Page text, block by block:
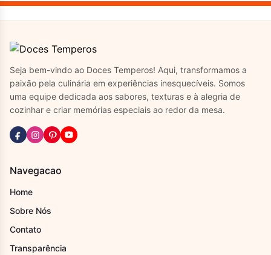
Seja bem-vindo ao Doces Temperos! Aqui, transformamos a
paixão pela culinária em experiências inesquecíveis. Somos
uma equipe dedicada aos sabores, texturas e à alegria de
cozinhar e criar memórias especiais ao redor da mesa.
Navegacao
Home
Sobre Nós
Contato
Transparência